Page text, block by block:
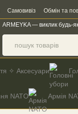
Самовивіз Обмін та
ARMEYKA — виклик будь-
✧ Аксесуари
NATO Армія